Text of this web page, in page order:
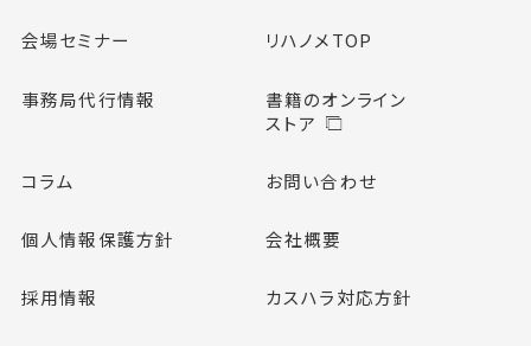
会場セミナー リハノメTOP
事務局代行情報
書籍のオンライン
ストア
コラム お問い合わせ
個人情報保護方針 会社概要
採用情報 カスハラ対応方針